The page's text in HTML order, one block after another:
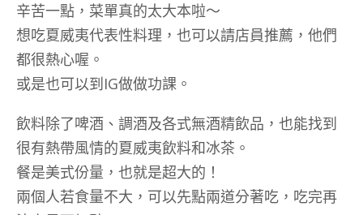
辛苦一點，菜單真的太大本啦～
想吃夏威夷代表性料理，也可以請店員推薦，他們
都很熱心喔。
或是也可以到IG做做功課。
飲料除了啤酒、調酒及各式無酒精飲品，也能找到
很有熱帶風情的夏威夷飲料和冰茶。
餐是美式份量，也就是超大的！
兩個人若食量不大，可以先點兩道分著吃，吃完再